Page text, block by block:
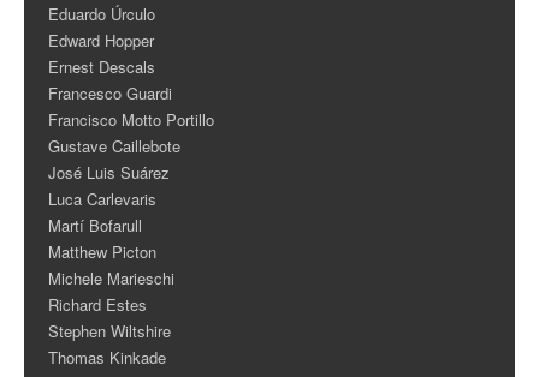
Eduardo Úrculo
Edward Hopper
Ernest Descals
Francesco Guardi
Francisco Motto Portillo
Gustave Caillebote
José Luis Suárez
Luca Carlevaris
Martí Bofarull
Matthew Picton
Michele Marieschi
Richard Estes
Stephen Wiltshire
Thomas Kinkade